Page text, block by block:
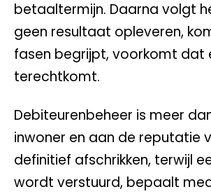
betaaltermijn. Daarna volgt
geen resultaat opleveren,
fasen begrijpt, voorkomt dat
terechtkomt.
Debiteurenbeheer is meer
inwoner en aan de reputatie
definitief afschrikken, terwijl
wordt verstuurd, bepaalt